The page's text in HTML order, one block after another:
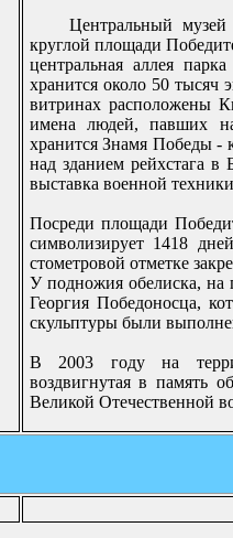
Центральный
круглой площади
центральная аллея
хранится около 50 тысяч
витринах расположены
имена людей, павших
хранится Знамя Победы -
над зданием рейхстага в
выставка военной
Посреди площади
символизирует 1418
стометровой отметке
У подножия обелиска, на
Георгия Победоносца,
скульптуры были
В 2003 году на
воздвигнутая в память
Великой Отечественной